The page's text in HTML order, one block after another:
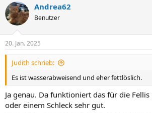
Andrea62
Benutzer
20. Jan. 2025
Judith schrieb:
Es ist wasserabweisend und eher fettlöslich.
Ja genau. Da funktioniert das für die
oder einem Schleck sehr gut.